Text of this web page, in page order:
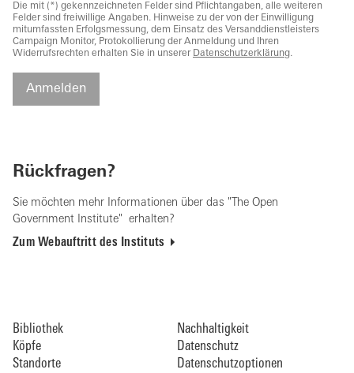
Die mit (*) gekennzeichneten Felder sind Pflichtangaben, alle weiteren
Felder sind freiwillige Angaben. Hinweise zu der von der Einwilligung
mitumfassten Erfolgsmessung, dem Einsatz des Versanddienstleisters
Campaign Monitor, Protokollierung der Anmeldung und Ihren
Widerrufsrechten erhalten Sie in unserer Datenschutzerklärung.
Anmelden
Rückfragen?
Sie möchten mehr Informationen über das "The Open
Government Institute" erhalten?
Zum Webauftritt des Instituts
Bibliothek
Köpfe
Standorte
Nachhaltigkeit
Datenschutz
Datenschutzoptionen